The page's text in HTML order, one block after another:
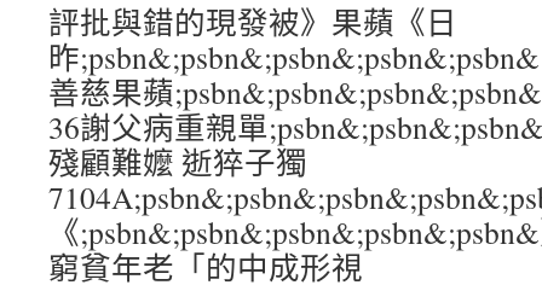
評批與錯的現發被》果蘋《日
昨
善慈果蘋
36謝父病重親單
殘顧難嬤 逝猝子獨
《
窮貧年老「的中成形視